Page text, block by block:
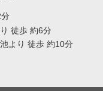
徒歩 約6分
より 徒歩 約10分